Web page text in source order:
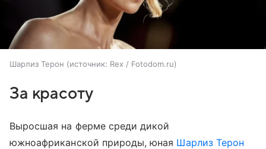
Шарлиз Терон источник: Rex / Fotodom.ru
За красоту
Выросшая на ферме среди дикой
южноафриканской природы, юная Шарлиз Терон